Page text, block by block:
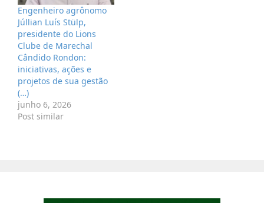
Engenheiro agrônomo
Júllian Luís Stülp,
presidente do Lions
Clube de Marechal
Cândido Rondon:
iniciativas, ações e
projetos de sua gestão
(…)
junho 6, 2026
Post similar